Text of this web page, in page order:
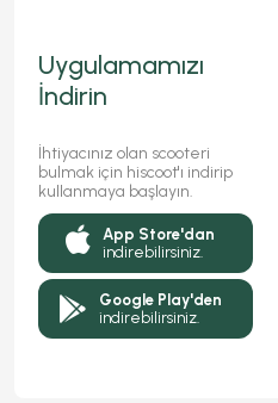
Uygulamamızı
İndirin
İhtiyacınız olan scooteri
bulmak için hiscoot'ı indirip
kullanmaya başlayın.
App Store'dan
indirebilirsiniz.
Google Play'den
indirebilirsiniz.